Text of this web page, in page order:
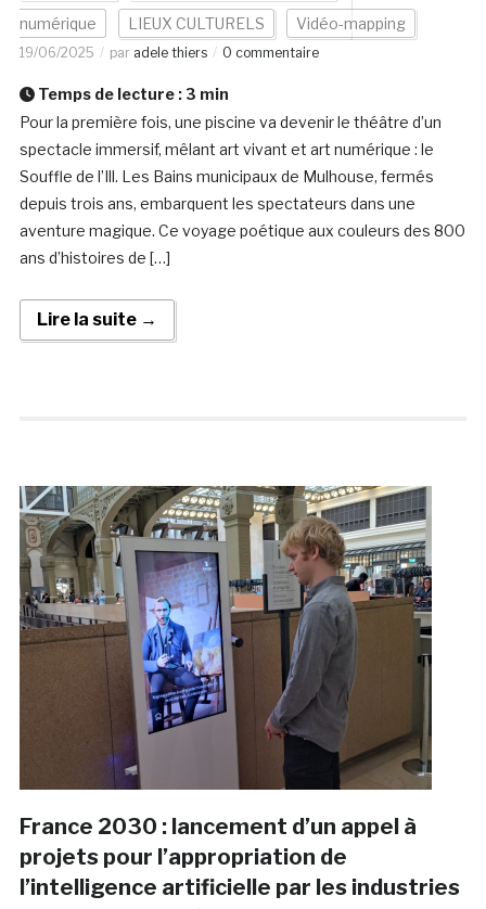
numérique LIEUX CULTURELS Vidéo-mapping
19/06/2025 par adele thiers 0 commentaire
Temps de lecture : 3 min
Pour la première fois, une piscine va devenir le théâtre d’un
spectacle immersif, mêlant art vivant et art numérique : le
Souffle de l’Ill. Les Bains municipaux de Mulhouse, fermés
depuis trois ans, embarquent les spectateurs dans une
aventure magique. Ce voyage poétique aux couleurs des 800
ans d’histoires de […]
Lire la suite →
France 2030 : lancement d’un appel à
projets pour l’appropriation de
l’intelligence artificielle par les industries